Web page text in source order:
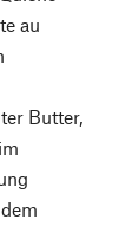
au
Butter,